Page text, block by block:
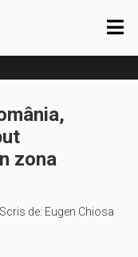
zona
Scris de: Eugen Chiosa